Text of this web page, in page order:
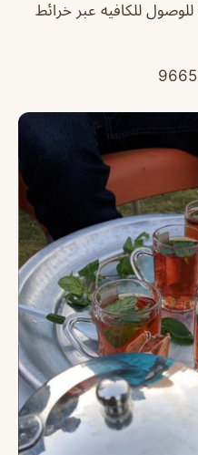
للوصول للكافيه عبر خرائط